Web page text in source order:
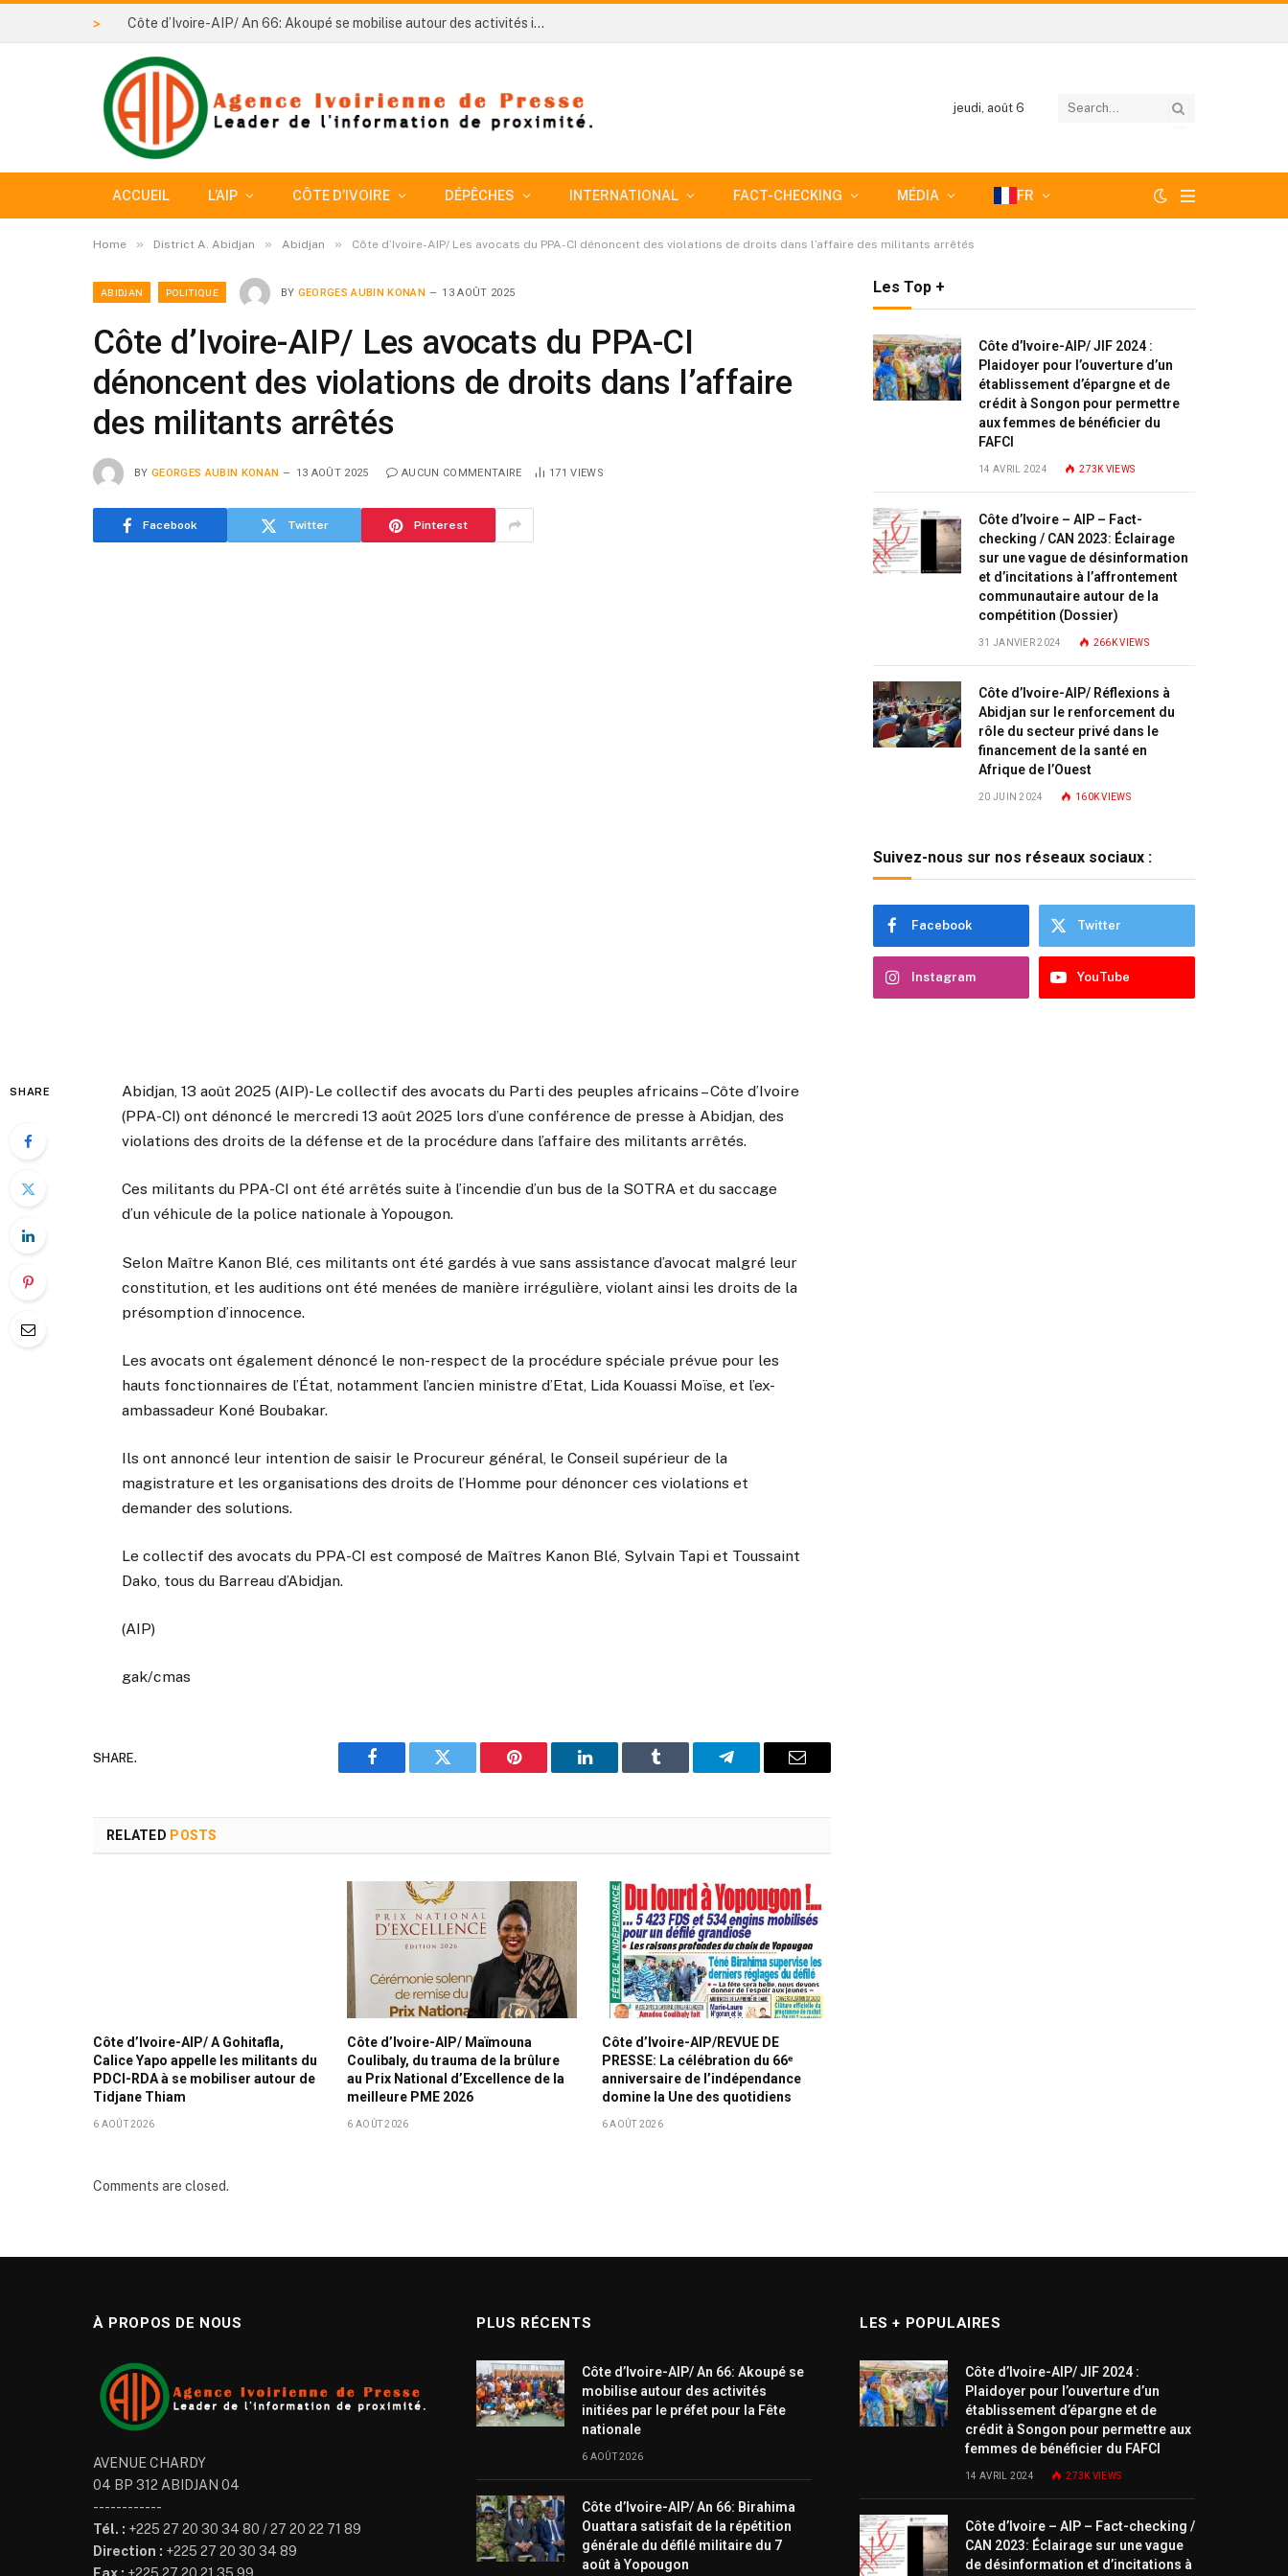
> Côte d’Ivoire-AIP/ An 66: Akoupé se mobilise autour des activités initiées par le préfet pour la Fête nationale
jeudi, août 6
ACCUEIL L’AIP CÔTE D’IVOIRE DÉPÊCHES INTERNATIONAL FACT-CHECKING MÉDIA FR
Home » District A. Abidjan » Abidjan » Côte d’Ivoire-AIP/ Les avocats du PPA-CI dénoncent des violations de droits dans l’affaire des militants arrêtés
ABIDJAN POLITIQUE BY GEORGES AUBIN KONAN 13 AOÛT 2025
Côte d’Ivoire-AIP/ Les avocats du PPA-CI
dénoncent des violations de droits dans l’affaire
des militants arrêtés
BY GEORGES AUBIN KONAN 13 AOÛT 2025 AUCUN COMMENTAIRE 171VIEWS
Facebook Twitter Pinterest
SHARE
Abidjan, 13 août 2025 (AIP)- Le collectif des avocats du Parti des peuples africains – Côte d’Ivoire
(PPA-CI) ont dénoncé le mercredi 13 août 2025 lors d’une conférence de presse à Abidjan, des
violations des droits de la défense et de la procédure dans l’affaire des militants arrêtés.
Ces militants du PPA-CI ont été arrêtés suite à l’incendie d’un bus de la SOTRA et du saccage
d’un véhicule de la police nationale à Yopougon.
Selon Maître Kanon Blé, ces militants ont été gardés à vue sans assistance d’avocat malgré leur
constitution, et les auditions ont été menées de manière irrégulière, violant ainsi les droits de la
présomption d’innocence.
Les avocats ont également dénoncé le non-respect de la procédure spéciale prévue pour les
hauts fonctionnaires de l’État, notamment l’ancien ministre d’Etat, Lida Kouassi Moïse, et l’ex-
ambassadeur Koné Boubakar.
Ils ont annoncé leur intention de saisir le Procureur général, le Conseil supérieur de la
magistrature et les organisations des droits de l’Homme pour dénoncer ces violations et
demander des solutions.
Le collectif des avocats du PPA-CI est composé de Maîtres Kanon Blé, Sylvain Tapi et Toussaint
Dako, tous du Barreau d’Abidjan.
(AIP)
gak/cmas
SHARE.
Facebook Twitter Pinterest LinkedIn Tumblr Telegram Email
RELATED POSTS
Côte d’Ivoire-AIP/ A Gohitafla,
Calice Yapo appelle les militants du
PDCI-RDA à se mobiliser autour de
Tidjane Thiam
6 AOÛT 2026
Côte d’Ivoire-AIP/ Maïmouna
Coulibaly, du trauma de la brûlure
au Prix National d’Excellence de la
meilleure PME 2026
6 AOÛT 2026
Côte d’Ivoire-AIP/REVUE DE
PRESSE: La célébration du 66ᵉ
anniversaire de l’indépendance
domine la Une des quotidiens
6 AOÛT 2026
Comments are closed.
Les Top +
Côte d’Ivoire-AIP/ JIF 2024 :
Plaidoyer pour l’ouverture d’un
établissement d’épargne et de
crédit à Songon pour permettre
aux femmes de bénéficier du
FAFCI
14 AVRIL 2024 273K VIEWS
Côte d’Ivoire – AIP – Fact-
checking / CAN 2023: Éclairage
sur une vague de désinformation
et d’incitations à l’affrontement
communautaire autour de la
compétition (Dossier)
31 JANVIER 2024 266KVIEWS
Côte d’Ivoire-AIP/ Réflexions à
Abidjan sur le renforcement du
rôle du secteur privé dans le
financement de la santé en
Afrique de l’Ouest
20 JUIN 2024 160KVIEWS
Suivez-nous sur nos réseaux sociaux :
Facebook Twitter
Instagram YouTube
À PROPOS DE NOUS
AVENUE CHARDY
04 BP 312 ABIDJAN 04
------------
Tél. : +225 27 20 30 34 80 / 27 20 22 71 89
Direction : +225 27 20 30 34 89
PLUS RÉCENTS
Côte d’Ivoire-AIP/ An 66: Akoupé se
mobilise autour des activités
initiées par le préfet pour la Fête
nationale
6 AOÛT 2026
Côte d’Ivoire-AIP/ An 66: Birahima
Ouattara satisfait de la répétition
générale du défilé militaire du 7
août à Yopougon
LES + POPULAIRES
Côte d’Ivoire-AIP/ JIF 2024 :
Plaidoyer pour l’ouverture d’un
établissement d’épargne et de
crédit à Songon pour permettre aux
femmes de bénéficier du FAFCI
14 AVRIL 2024 273K VIEWS
Côte d’Ivoire – AIP – Fact-checking /
CAN 2023: Éclairage sur une vague
de désinformation et d’incitations à